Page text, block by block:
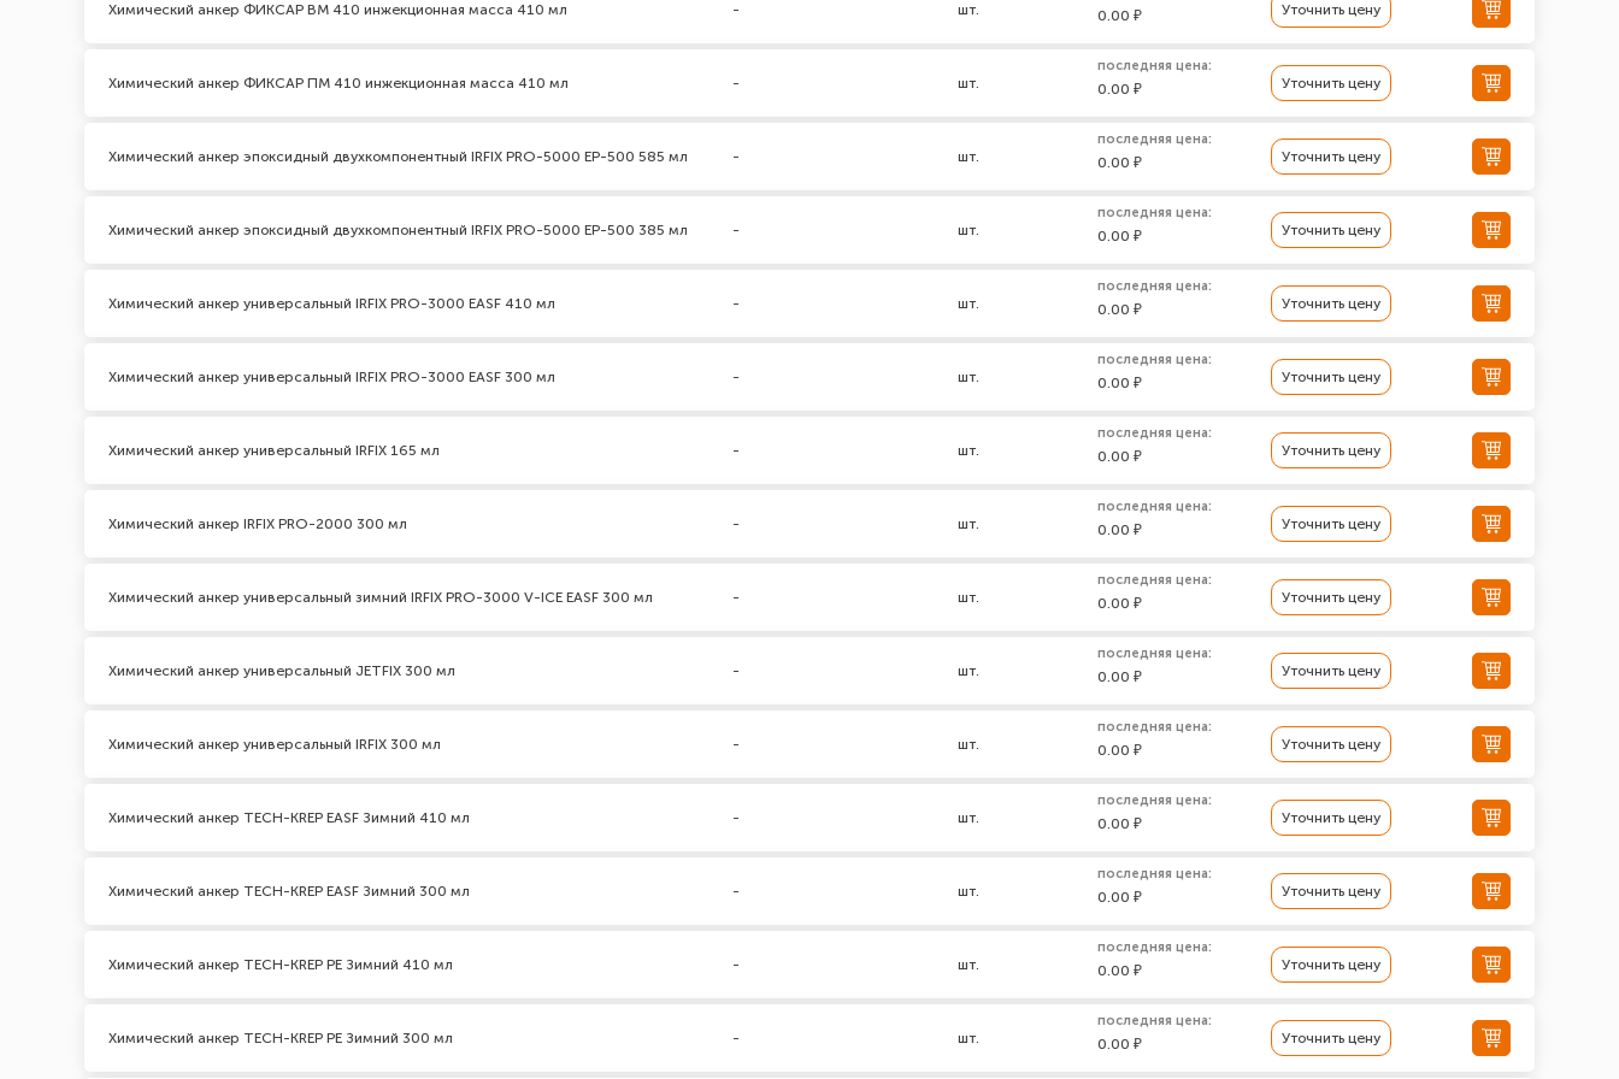
Химический анкер ФИКСАР ВМ 410 инжекционная масса 410 мл - шт. 0.00 ₽ Уточнить цену
Химический анкер ФИКСАР ПМ 410 инжекционная масса 410 мл - шт.
последняя цена:
0.00 ₽ Уточнить цену
Химический анкер эпоксидный двухкомпонентный IRFIX PRO-5000 ЕР-500 585 мл - шт.
последняя цена:
0.00 ₽ Уточнить цену
Химический анкер эпоксидный двухкомпонентный IRFIX PRO-5000 ЕР-500 385 мл - шт.
последняя цена:
0.00 ₽ Уточнить цену
Химический анкер универсальный IRFIX PRO-3000 EASF 410 мл - шт.
последняя цена:
0.00 ₽ Уточнить цену
Химический анкер универсальный IRFIX PRO-3000 EASF 300 мл - шт.
последняя цена:
0.00 ₽ Уточнить цену
Химический анкер универсальный IRFIX 165 мл - шт.
последняя цена:
0.00 ₽ Уточнить цену
Химический анкер IRFIX PRO-2000 300 мл - шт.
последняя цена:
0.00 ₽ Уточнить цену
Химический анкер универсальный зимний IRFIX PRO-3000 V-ICE EASF 300 мл - шт.
последняя цена:
0.00 ₽ Уточнить цену
Химический анкер универсальный JETFIX 300 мл - шт.
последняя цена:
0.00 ₽ Уточнить цену
Химический анкер универсальный IRFIX 300 мл - шт.
последняя цена:
0.00 ₽ Уточнить цену
Химический анкер TECH-KREP EASF Зимний 410 мл - шт.
последняя цена:
0.00 ₽ Уточнить цену
Химический анкер TECH-KREP EASF Зимний 300 мл - шт.
последняя цена:
0.00 ₽ Уточнить цену
Химический анкер TECH-KREP PE Зимний 410 мл - шт.
последняя цена:
0.00 ₽ Уточнить цену
Химический анкер TECH-KREP PE Зимний 300 мл - шт.
последняя цена:
0.00 ₽ Уточнить цену